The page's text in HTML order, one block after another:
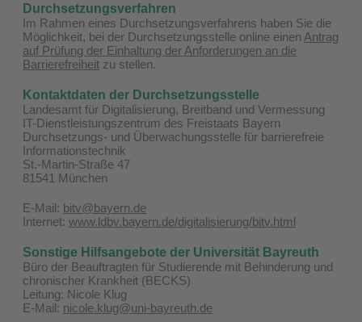
Durchsetzungsverfahren
Im Rahmen eines Durchsetzungsverfahrens haben Sie die
Möglichkeit, bei der Durchsetzungsstelle online einen Antrag
auf Prüfung der Einhaltung der Anforderungen an die
Barrierefreiheit zu stellen.
Kontaktdaten der Durchsetzungsstelle
Landesamt für Digitalisierung, Breitband und Vermessung
IT-Dienstleistungszentrum des Freistaats Bayern
Durchsetzungs- und Überwachungsstelle für barrierefreie
Informationstechnik
St.-Martin-Straße 47
81541 München
E-Mail: bitv@bayern.de
Internet: www.ldbv.bayern.de/digitalisierung/bitv.html
Sonstige Hilfsangebote der Universität Bayreuth
Büro der Beauftragten für Studierende mit Behinderung und
chronischer Krankheit (BECKS)
Leitung: Nicole Klug
E-Mail: nicole.klug@uni-bayreuth.de